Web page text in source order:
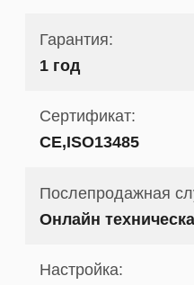
Гарантия:
1 год
Сертификат:
CE,ISO13485
Послепродажная
Онлайн
Настройка: